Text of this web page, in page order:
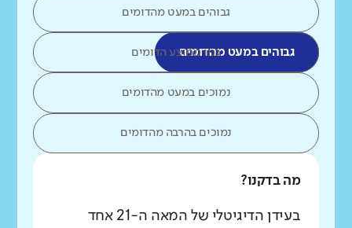
גבוהים במעט מהדומים
גבוהים במעט מהדומיםכמו ממוצע הדומים
נמוכים במעט מהדומים
נמוכים בהרבה מהדומים
מה בדקנו?
בעידן הדיגיטלי של המאה ה-21 אחד